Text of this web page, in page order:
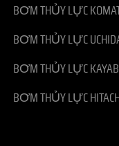
BƠM THỦY LỰC
BƠM THỦY LỰC
BƠM THỦY LỰC
BƠM THỦY LỰC